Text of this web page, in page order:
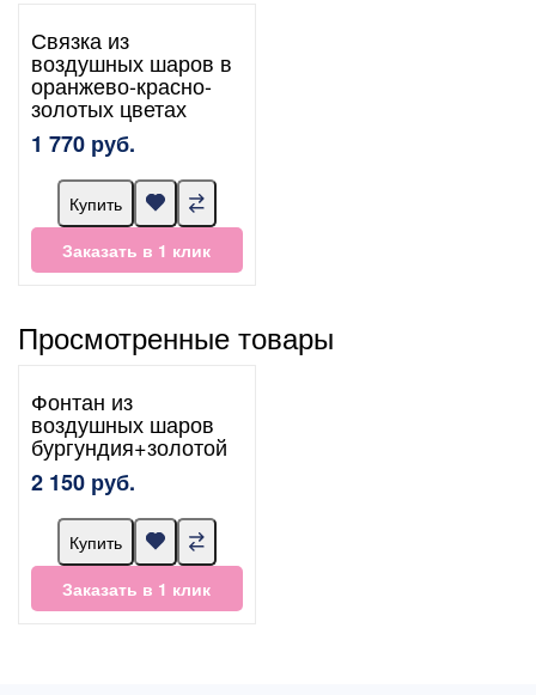
Связка из
воздушных шаров в
оранжево-красно-
золотых цветах
1 770 руб.
Купить
Заказать в 1 клик
Просмотренные товары
Фонтан из
воздушных шаров
бургундия+золотой
2 150 руб.
Купить
Заказать в 1 клик